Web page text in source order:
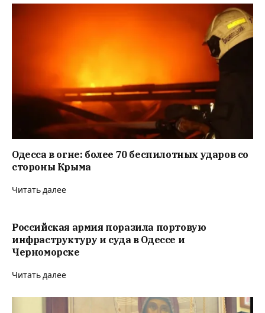
Одесса в огне: более 70 беспилотных ударов со
стороны Крыма
Читать далее
Российская армия поразила портовую
инфраструктуру и суда в Одессе и
Черноморске
Читать далее